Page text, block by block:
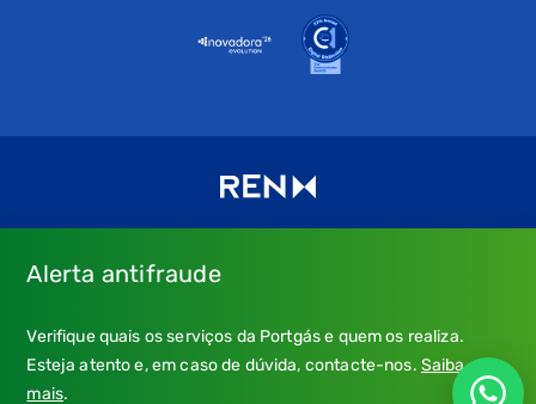
a nossaPolítica de Cookies.
* Emergência Gás: 24 horas, chamada grátis.
Alerta antifraude
Verifique quais os serviços da Portgás e quem os realiza.
Esteja atento e, em caso de dúvida, contacte-nos. Saiba
mais.